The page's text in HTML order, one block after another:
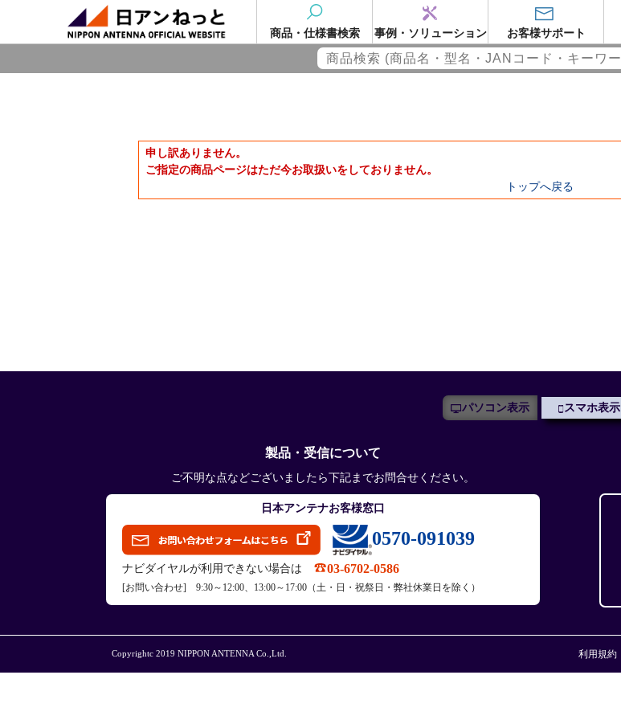
商品・仕様書検索 事例・ソリューション お客様サポート
申し訳ありません。
ご指定の商品ページはただ今お取扱いをしておりません。
トップへ戻る
パソコン表示 スマホ表示
製品・受信について
ご不明な点などございましたら下記までお問合せください。
日本アンテナお客様窓口
0570-091039
ナビダイヤルが利用できない場合は 03-6702-0586
[お問い合わせ] 9:30～12:00、13:00～17:00（土・日・祝祭日・弊社休業日を除く）
利用規約
Copyrightc 2019 NIPPON ANTENNA Co.,Ltd.